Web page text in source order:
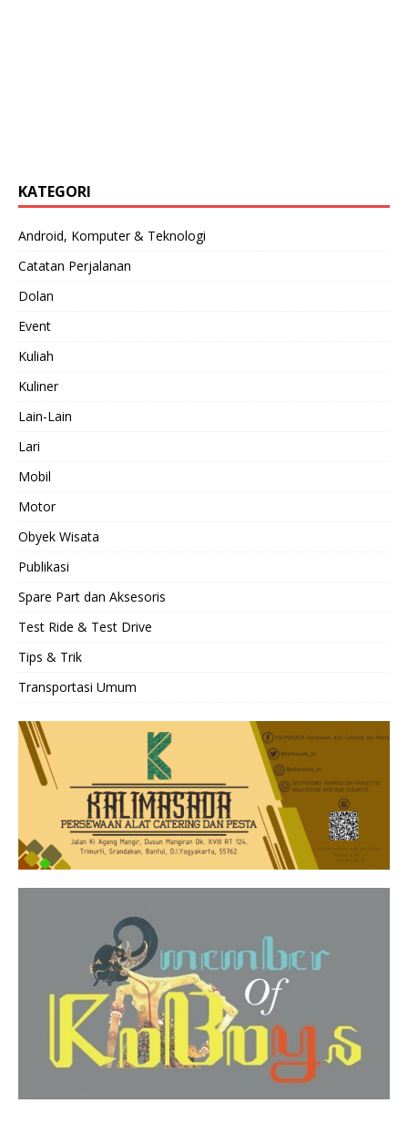
KATEGORI
Android, Komputer & Teknologi
Catatan Perjalanan
Dolan
Event
Kuliah
Kuliner
Lain-Lain
Lari
Mobil
Motor
Obyek Wisata
Publikasi
Spare Part dan Aksesoris
Test Ride & Test Drive
Tips & Trik
Transportasi Umum